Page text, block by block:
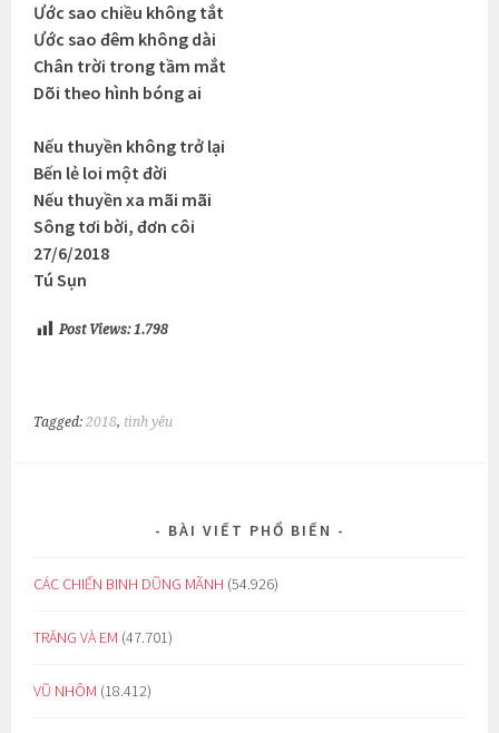
Ước sao chiều không tắt
Ước sao đêm không dài
Chân trời trong tầm mắt
Dõi theo hình bóng ai
Nếu thuyền không trở lại
Bến lẻ loi một đời
Nếu thuyền xa mãi mãi
Sông tơi bời, đơn côi
27/6/2018
Tú Sụn
Post Views: 1.798
Tagged:2018, tình yêu
BÀI VIẾT PHỔ BIẾN
CÁC CHIẾN BINH DŨNG MÃNH (54.926)
TRĂNG VÀ EM (47.701)
VŨ NHÔM (18.412)